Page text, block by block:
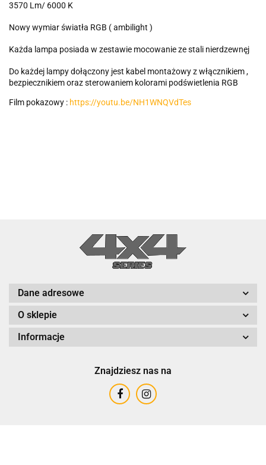
3570 Lm/ 6000 K
Nowy wymiar światła RGB ( ambilight )
Każda lampa posiada w zestawie mocowanie ze stali nierdzewnęj
Do każdej lampy dołączony jest kabel montażowy z włącznikiem ,
bezpiecznikiem oraz sterowaniem kolorami podświetlenia RGB
Film pokazowy : https://youtu.be/NH1WNQVdTes
Dane adresowe
O sklepie
Informacje
Znajdziesz nas na